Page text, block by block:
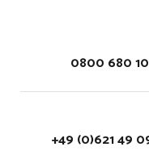
0800 680
+49 (0)621 49